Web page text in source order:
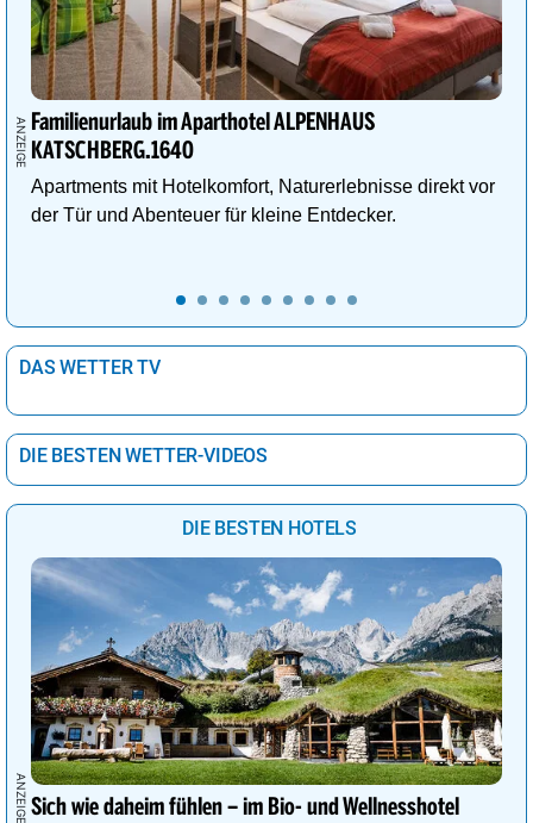
Familienurlaub im Aparthotel ALPENHAUS
KATSCHBERG.1640
Apartments mit Hotelkomfort, Naturerlebnisse direkt vor
der Tür und Abenteuer für kleine Entdecker.
DAS WETTER TV
DIE BESTEN WETTER-VIDEOS
DIE BESTEN HOTELS
Sich wie daheim fühlen – im Bio- und Wellnesshotel